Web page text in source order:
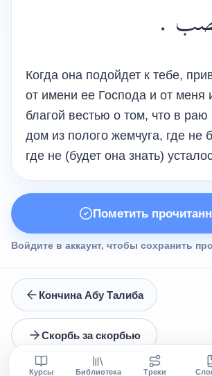
Курсы Библиотека Треки
.
Когда она подойдет к тебе,
от имени ее Господа и от меня
благой вестью о том, что в раю
дом из полого жемчуга, где не
где не (будет она знать)
Пометить
Войдите в аккаунт, чтобы сохранить
Кончина Абу Талиба
Скорбь за скорбью